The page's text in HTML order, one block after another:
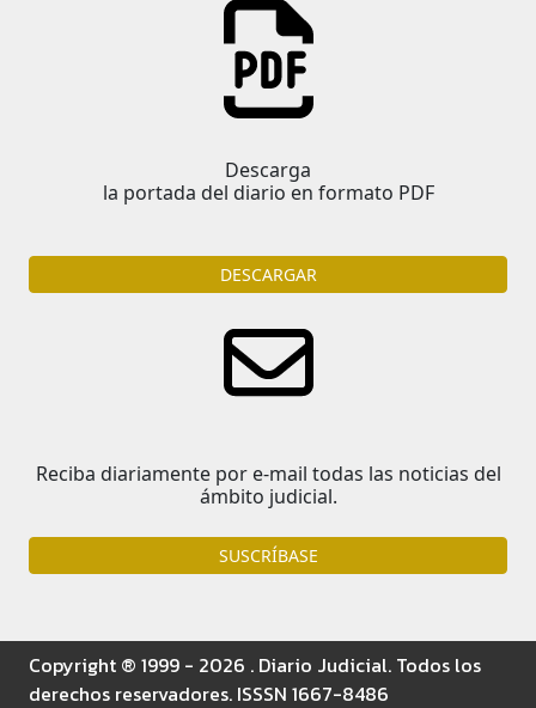
Descarga
la portada del diario en formato PDF
DESCARGAR
Reciba diariamente por e-mail todas las noticias del
ámbito judicial.
SUSCRÍBASE
Copyright ® 1999 - 2026 . Diario Judicial. Todos los
derechos reservadores. ISSSN 1667-8486